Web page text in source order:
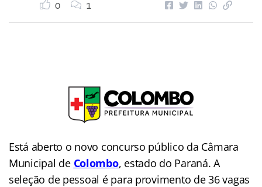
0 1
Está aberto o novo concurso público da Câmara
Municipal de Colombo, estado do Paraná. A
seleção de pessoal é para provimento de 36 vagas